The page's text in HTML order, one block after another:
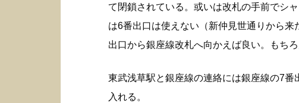
て閉鎖されている。或いは改札の手前でシ
は6番出口は使えない（新仲見世通りから
出口から銀座線改札へ向かえば良い。もち
東武浅草駅と銀座線の連絡には銀座線の7
入れる。